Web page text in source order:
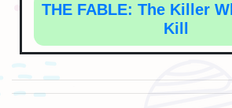
THE FABLE: The Killer
Kill